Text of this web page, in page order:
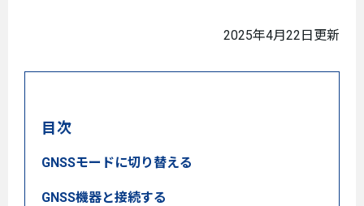
2025年4月22日更新
目次
GNSSモードに切り替える
GNSS機器と接続する